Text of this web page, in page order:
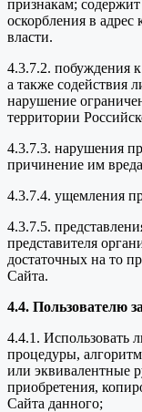
признакам;
оскорбления в
власти.
4.3.7.2. побуждения
а также содействия
нарушение
территории
4.3.7.3. нарушения
причинение им
4.3.7.4. ущемления
4.3.7.5.
представителя
достаточных на то
Сайта.
4.4. Пользователю
4.4.1. Использовать
процедуры,
или эквивалентные
приобретения,
Сайта данного;